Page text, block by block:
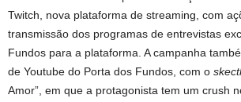
Twitch, nova plataforma de streaming, com
transmissão dos programas de entrevistas
Fundos para a plataforma. A campanha
de Youtube do Porta dos Fundos, com o
Amor”, em que a protagonista tem um crush